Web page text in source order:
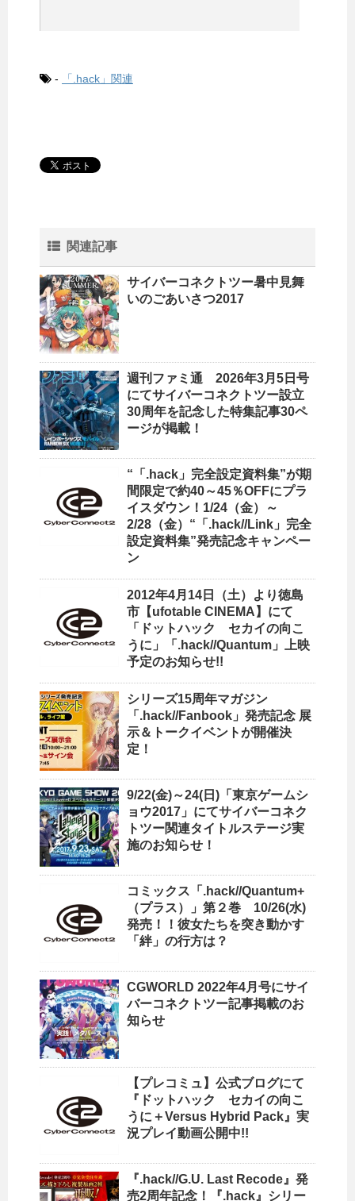
- 「.hack」関連
関連記事
サイバーコネクトツー暑中見舞
いのごあいさつ2017
週刊ファミ通 2026年3月5日号
にてサイバーコネクトツー設立
30周年を記念した特集記事30ペ
ージが掲載！
“「.hack」完全設定資料集”が期
間限定で約40～45％OFFにプラ
イスダウン！1/24（金）～
2/28（金）“「.hack//Link」完全
設定資料集”発売記念キャンペー
ン
2012年4月14日（土）より徳島
市【ufotable CINEMA】にて
「ドットハック セカイの向こ
うに」「.hack//Quantum」上映
予定のお知らせ!!
シリーズ15周年マガジン
「.hack//Fanbook」発売記念 展
示＆トークイベントが開催決
定！
9/22(金)～24(日)「東京ゲームシ
ョウ2017」にてサイバーコネク
トツー関連タイトルステージ実
施のお知らせ！
コミックス「.hack//Quantum+
（プラス）」第２巻 10/26(水)
発売！！彼女たちを突き動かす
「絆」の行方は？
CGWORLD 2022年4月号にサイ
バーコネクトツー記事掲載のお
知らせ
【プレコミュ】公式ブログにて
『ドットハック セカイの向こ
うに＋Versus Hybrid Pack』実
況プレイ動画公開中!!
『.hack//G.U. Last Recode』発
売2周年記念！『.hack』シリー